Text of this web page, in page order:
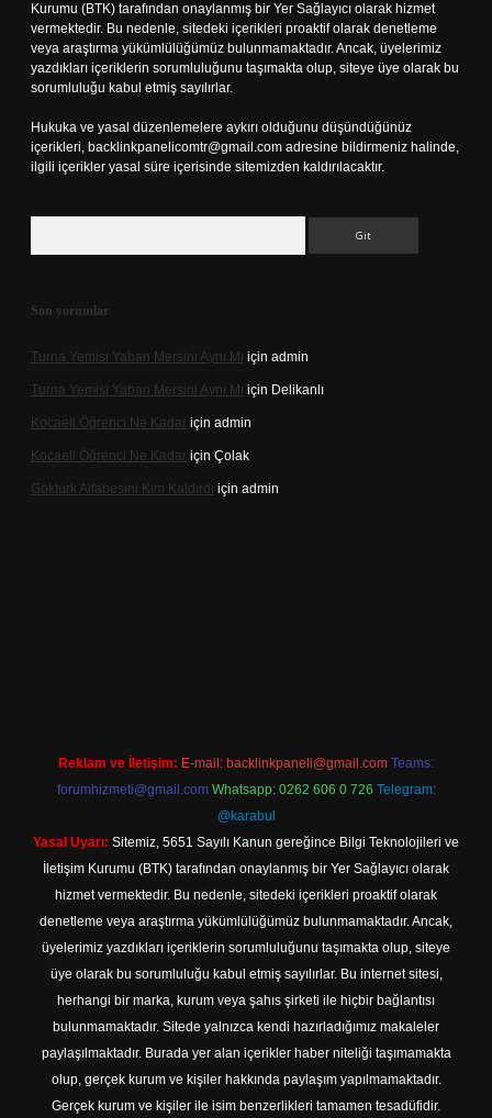
Kurumu (BTK) tarafından onaylanmış bir Yer Sağlayıcı olarak hizmet
vermektedir. Bu nedenle, sitedeki içerikleri proaktif olarak denetleme
veya araştırma yükümlülüğümüz bulunmamaktadır. Ancak, üyelerimiz
yazdıkları içeriklerin sorumluluğunu taşımakta olup, siteye üye olarak bu
sorumluluğu kabul etmiş sayılırlar.
Hukuka ve yasal düzenlemelere aykırı olduğunu düşündüğünüz
içerikleri, backlinkpanelicomtr@gmail.com adresine bildirmeniz halinde,
ilgili içerikler yasal süre içerisinde sitemizden kaldırılacaktır.
Son yorumlar
Turna Yemisi Yaban Mersini Aynı Mı için admin
Turna Yemisi Yaban Mersini Aynı Mı için Delikanlı
Kocaeli Öğrenci Ne Kadar için admin
Kocaeli Öğrenci Ne Kadar için Çolak
Göktürk Alfabesini Kim Kaldırdı için admin
Reklam ve İletişim: E-mail: backlinkpaneli@gmail.com Teams:
forumhizmeti@gmail.com Whatsapp: 0262 606 0 726 Telegram:
@karabul
Yasal Uyarı: Sitemiz, 5651 Sayılı Kanun gereğince Bilgi Teknolojileri ve
İletişim Kurumu (BTK) tarafından onaylanmış bir Yer Sağlayıcı olarak
hizmet vermektedir. Bu nedenle, sitedeki içerikleri proaktif olarak
denetleme veya araştırma yükümlülüğümüz bulunmamaktadır. Ancak,
üyelerimiz yazdıkları içeriklerin sorumluluğunu taşımakta olup, siteye
üye olarak bu sorumluluğu kabul etmiş sayılırlar. Bu internet sitesi,
herhangi bir marka, kurum veya şahıs şirketi ile hiçbir bağlantısı
bulunmamaktadır. Sitede yalnızca kendi hazırladığımız makaleler
paylaşılmaktadır. Burada yer alan içerikler haber niteliği taşımamakta
olup, gerçek kurum ve kişiler hakkında paylaşım yapılmamaktadır.
Gerçek kurum ve kişiler ile isim benzerlikleri tamamen tesadüfidir.